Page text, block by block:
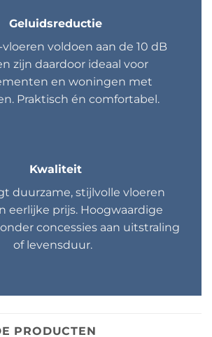
Geluidsreductie
vloeren voldoen aan de 10 dB
zijn daardoor ideaal voor
en woningen met
Praktisch én comfortabel.
Kwaliteit
duurzame, stijlvolle vloeren
eerlijke prijs. Hoogwaardige
concessies aan uitstraling
of levensduur.
PRODUCTEN